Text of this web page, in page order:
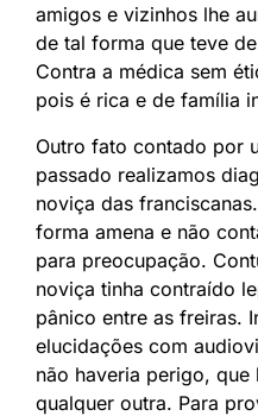
amigos e vizinhos lhe
de tal forma que teve
Contra a médica sem
pois é rica e de família
Outro fato contado por
passado realizamos
noviça das
forma amena e não
para preocupação.
noviça tinha contraído
pânico entre as freiras.
elucidações com
não haveria perigo,
qualquer outra. Para